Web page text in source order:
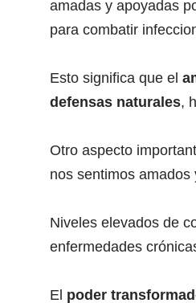
amadas y apoyadas
para combatir
Esto significa que el
defensas naturales,
Otro aspecto
nos sentimos
Niveles elevados de
enfermedades
El poder